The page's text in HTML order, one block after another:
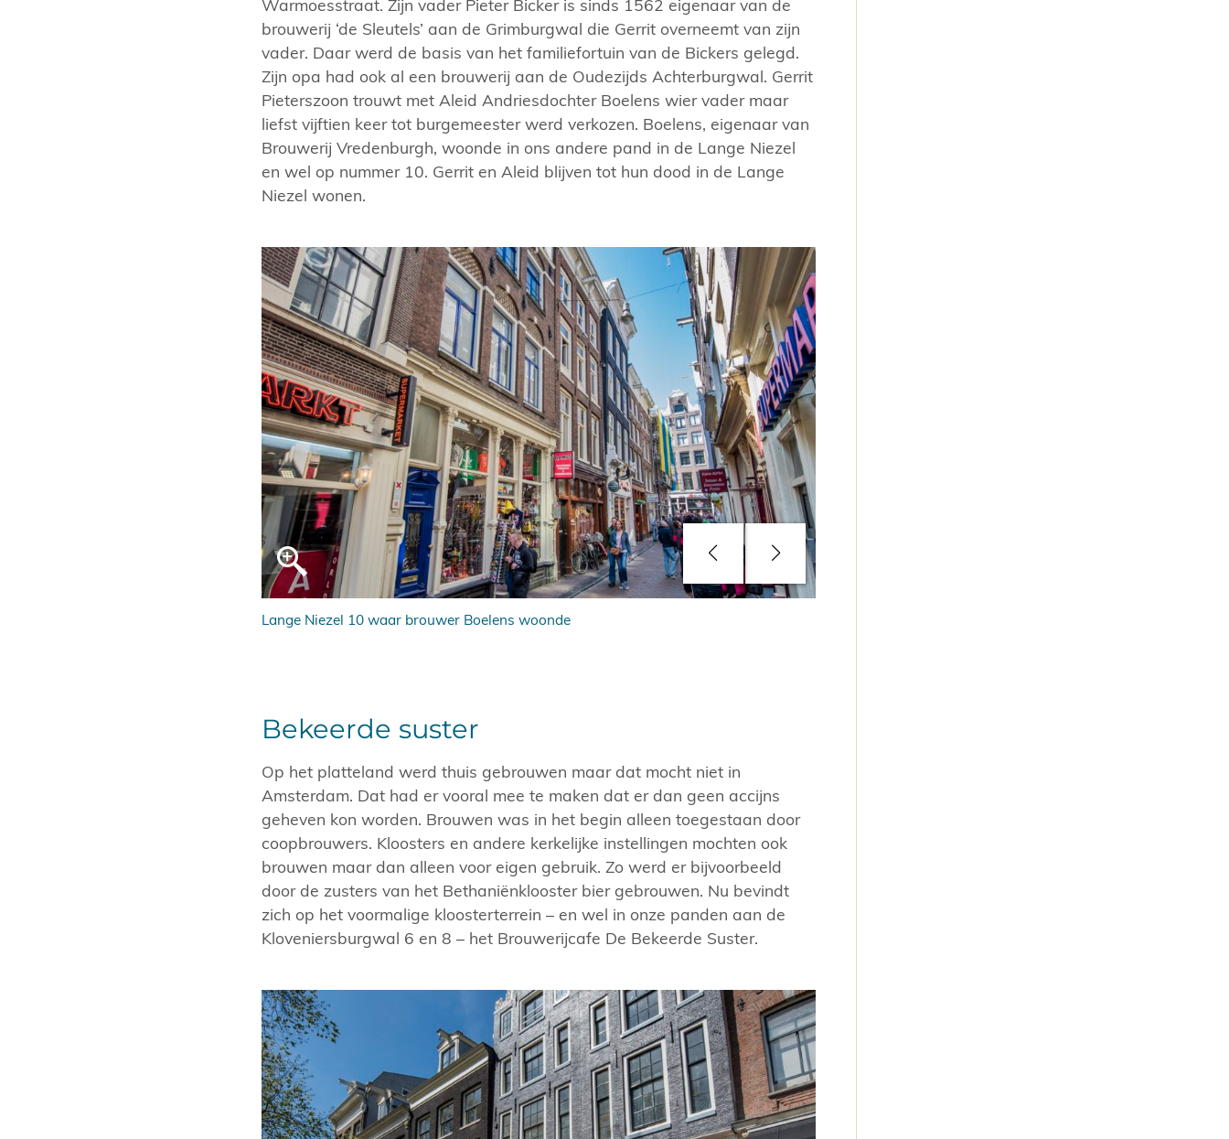
Warmoesstraat. Zijn vader Pieter Bicker is sinds 1562 eigenaar van de
brouwerij ‘de Sleutels’ aan de Grimburgwal die Gerrit overneemt van zijn
vader. Daar werd de basis van het familiefortuin van de Bickers gelegd.
Zijn opa had ook al een brouwerij aan de Oudezijds Achterburgwal. Gerrit
Pieterszoon trouwt met Aleid Andriesdochter Boelens wier vader maar
liefst vijftien keer tot burgemeester werd verkozen. Boelens, eigenaar van
Brouwerij Vredenburgh, woonde in ons andere pand in de Lange Niezel
en wel op nummer 10. Gerrit en Aleid blijven tot hun dood in de Lange
Niezel wonen.
Lange Niezel 10 waar brouwer Boelens woonde
Bekeerde suster
Op het platteland werd thuis gebrouwen maar dat mocht niet in
Amsterdam. Dat had er vooral mee te maken dat er dan geen accijns
geheven kon worden. Brouwen was in het begin alleen toegestaan door
coopbrouwers. Kloosters en andere kerkelijke instellingen mochten ook
brouwen maar dan alleen voor eigen gebruik. Zo werd er bijvoorbeeld
door de zusters van het Bethaniënklooster bier gebrouwen. Nu bevindt
zich op het voormalige kloosterterrein – en wel in onze panden aan de
Kloveniersburgwal 6 en 8 – het Brouwerijcafe De Bekeerde Suster.